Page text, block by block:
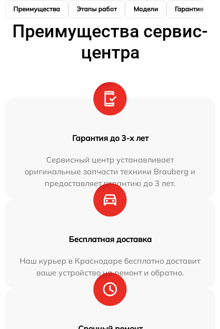
Преимущества Этапы работ Модели Гарантия
Преимущества сервис-
центра
Гарантия до 3-х лет
Сервисный центр устанавливает
оригинальные запчасти техники Brauberg и
предоставляет гарантию до 3 лет.
Бесплатная доставка
Наш курьер в Краснодаре бесплатно доставит
ваше устройство на ремонт и обратно.